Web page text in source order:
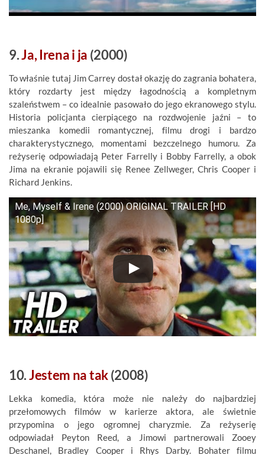
9.Ja, Irena i ja (2000)
To właśnie tutaj Jim Carrey dostał okazję do zagrania bohatera,
który rozdarty jest między łagodnością a kompletnym
szaleństwem – co idealnie pasowało do jego ekranowego stylu.
Historia policjanta cierpiącego na rozdwojenie jaźni – to
mieszanka komedii romantycznej, filmu drogi i bardzo
charakterystycznego, momentami bezczelnego humoru. Za
reżyserię odpowiadają Peter Farrelly i Bobby Farrelly, a obok
Jima na ekranie pojawili się Renee Zellweger, Chris Cooper i
Richard Jenkins.
Me, Myself & Irene (2000) ORIGINAL TRAILER [HD
1080p]
10.Jestem na tak(2008)
Lekka komedia, która może nie należy do najbardziej
przełomowych filmów w karierze aktora, ale świetnie
przypomina o jego ogromnej charyzmie. Za reżyserię
odpowiadał Peyton Reed, a Jimowi partnerowali Zooey
Deschanel, Bradley Cooper i Rhys Darby. Bohater filmu